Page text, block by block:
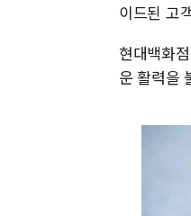
이드된 고
현대백화
운 활력을